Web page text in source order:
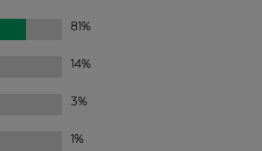
81%
14%
3%
1%